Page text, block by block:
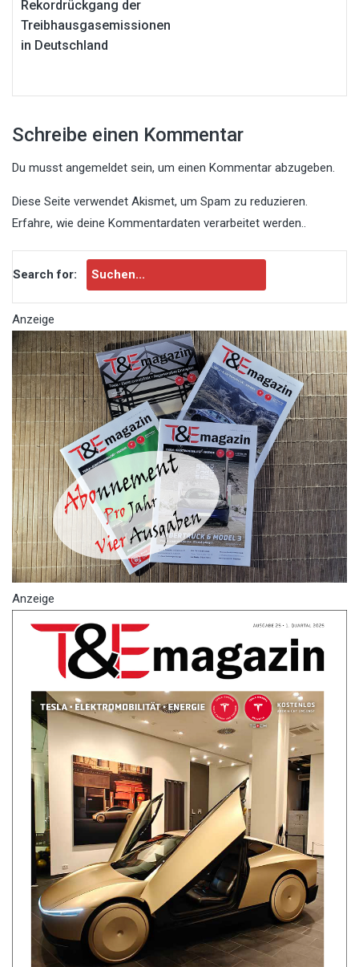
Rekordrückgang der
Treibhausgasemissionen
in Deutschland
Schreibe einen Kommentar
Du musst angemeldet sein, um einen Kommentar abzugeben.
Diese Seite verwendet Akismet, um Spam zu reduzieren.
Erfahre, wie deine Kommentardaten verarbeitet werden.
Search for:
Anzeige
Anzeige